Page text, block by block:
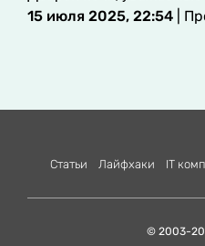
15 июля 2025, 22:54 |
Статьи Лайфхаки IT
© 2003-